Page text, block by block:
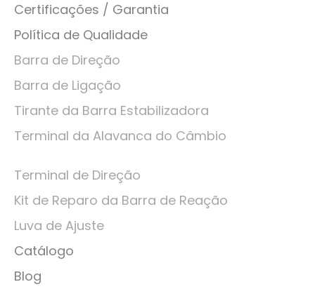
Certificações / Garantia
Política de Qualidade
Barra de Direção
Barra de Ligação
Tirante da Barra Estabilizadora
Terminal da Alavanca do Câmbio
Terminal de Direção
Kit de Reparo da Barra de Reação
Luva de Ajuste
Catálogo
Blog